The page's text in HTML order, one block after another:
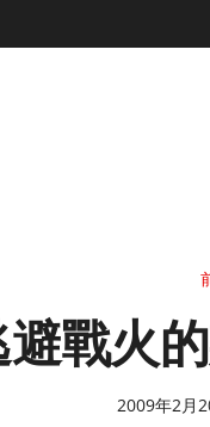
戰火
2009年2月